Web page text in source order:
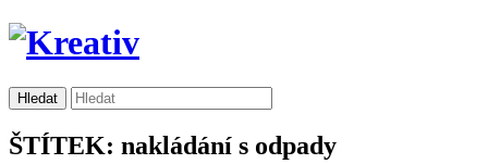
ŠTÍTEK: nakládání s odpady